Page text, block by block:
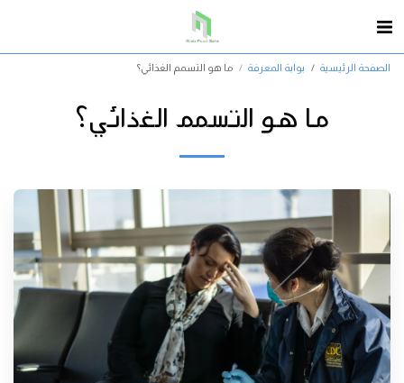
الصفحة الرئيسية بوابة المعرفة ما هو التسمم الغذائي؟
ما هو التسمم الغذائي؟